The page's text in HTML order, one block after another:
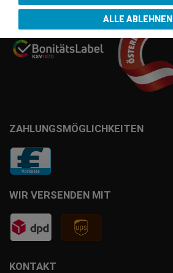
KONTAKT
ZAHLUNGSMÖGLICHKEITEN
WIR VERSENDEN MIT
ALLE ABLEHNEN